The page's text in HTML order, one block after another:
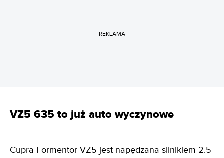
REKLAMA
VZ5 635 to już auto wyczynowe
Cupra Formentor VZ5 jest napędzana silnikiem 2.5